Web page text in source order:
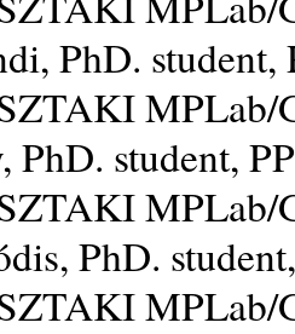
PhD.
MPLab/
PhD. student,
MPLab/
PhD.
MPLab/